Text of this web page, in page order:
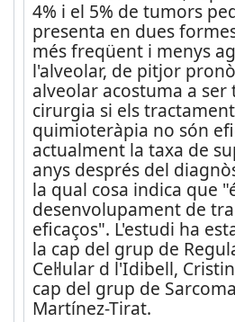
4% i el 5% de tumors
presenta en dues
més freqüent i menys
l'alveolar, de pitjor
alveolar acostuma a
cirurgia si els
quimioteràpia no són
actualment la taxa de
anys després del
la qual cosa indica que
desenvolupament de
eficaços". L'estudi ha
la cap del grup de
Cel·lular d l'Idibell,
cap del grup de
Martínez-Tirat.